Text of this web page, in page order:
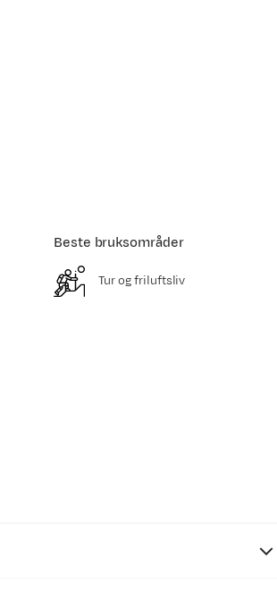
Beste bruksområder
Tur og friluftsliv